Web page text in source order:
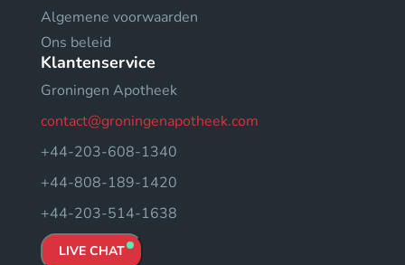
Algemene voorwaarden
Ons beleid
Klantenservice
Groningen Apotheek
contact@groningenapotheek.com
+44-203-608-1340
+44-808-189-1420
+44-203-514-1638
LIVE CHAT